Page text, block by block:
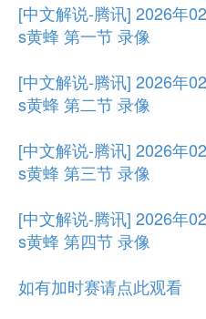
[中文解说-腾讯] 2026年
s黄蜂 第一节 录像
[中文解说-腾讯] 2026年
s黄蜂 第二节 录像
[中文解说-腾讯] 2026年
s黄蜂 第三节 录像
[中文解说-腾讯] 2026年
s黄蜂 第四节 录像
如有加时赛请点此观看